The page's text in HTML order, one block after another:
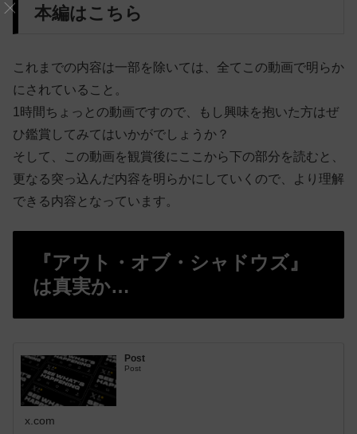
本編はこちら
これまでの内容は一部を除いては、全てこの動画で明らか
にされていること。
1時間ちょっとの動画ですので、もし興味を抱いた方はぜ
ひ鑑賞してみてはいかがでしょうか？
そして、この動画を観賞後にここから下の部分を読むと、
更なる突っ込んだ内容を明らかにしていくので、より理解
できる内容となっています。
『アウト・オブ・シャドウズ』
は真実か…
Post
Post
x.com